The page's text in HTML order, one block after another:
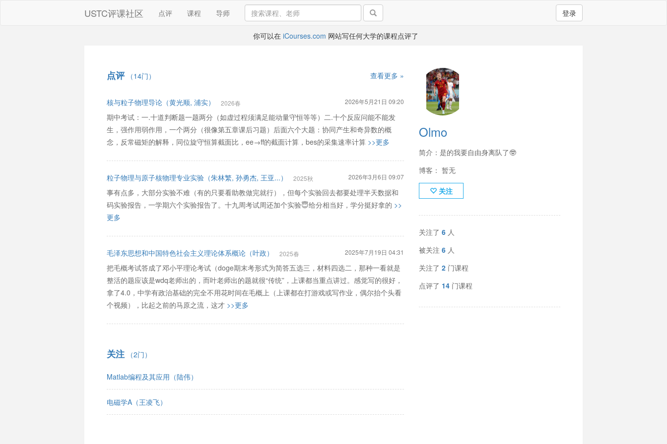
USTC评课社区 点评 课程 导师 登录
你可以在 iCourses.com 网站写任何大学的课程点评了
点评（14门） 查看更多 »
核与粒子物理导论（黄光顺, 浦实） 2026春 2026年5月21日 09:20
期中考试：一.十道判断题一题两分（如虚过程须满足能动量守恒等等）二.十个反应问能不能发
生，强作用弱作用，一个两分（很像第五章课后习题）后面六个大题：协同产生和奇异数的概
念，反常磁矩的解释，同位旋守恒算截面比，ee→ff的截面计算，bes的采集速率计算 >>更多
粒子物理与原子核物理专业实验（朱林繁, 孙勇杰, 王亚...） 2025秋 2026年3月6日 09:07
事有点多，大部分实验不难（有的只要看助教做完就行），但每个实验回去都要处理半天数据和
码实验报告，一学期六个实验报告了。十九周考试周还加个实验😇给分相当好，学分挺好拿的 >>
更多
毛泽东思想和中国特色社会主义理论体系概论（叶政） 2025春 2025年7月19日 04:31
把毛概考试答成了邓小平理论考试（doge期末考形式为简答五选三，材料四选二，那种一看就是
整活的题应该是wdq老师出的，而叶老师出的题就很“传统”，上课都当重点讲过。感觉写的很好，
拿了4.0，中学有政治基础的完全不用花时间在毛概上（上课都在打游戏或写作业，偶尔抬个头看
个视频），比起之前的马原之流，这才 >>更多
关注（2门）
Matlab编程及其应用（陆伟）
电磁学A（王凌飞）
Olmo
简介：是的我要自由身离队了🤓
博客： 暂无
关注
关注了6 人
被关注6 人
关注了2 门课程
点评了 14 门课程